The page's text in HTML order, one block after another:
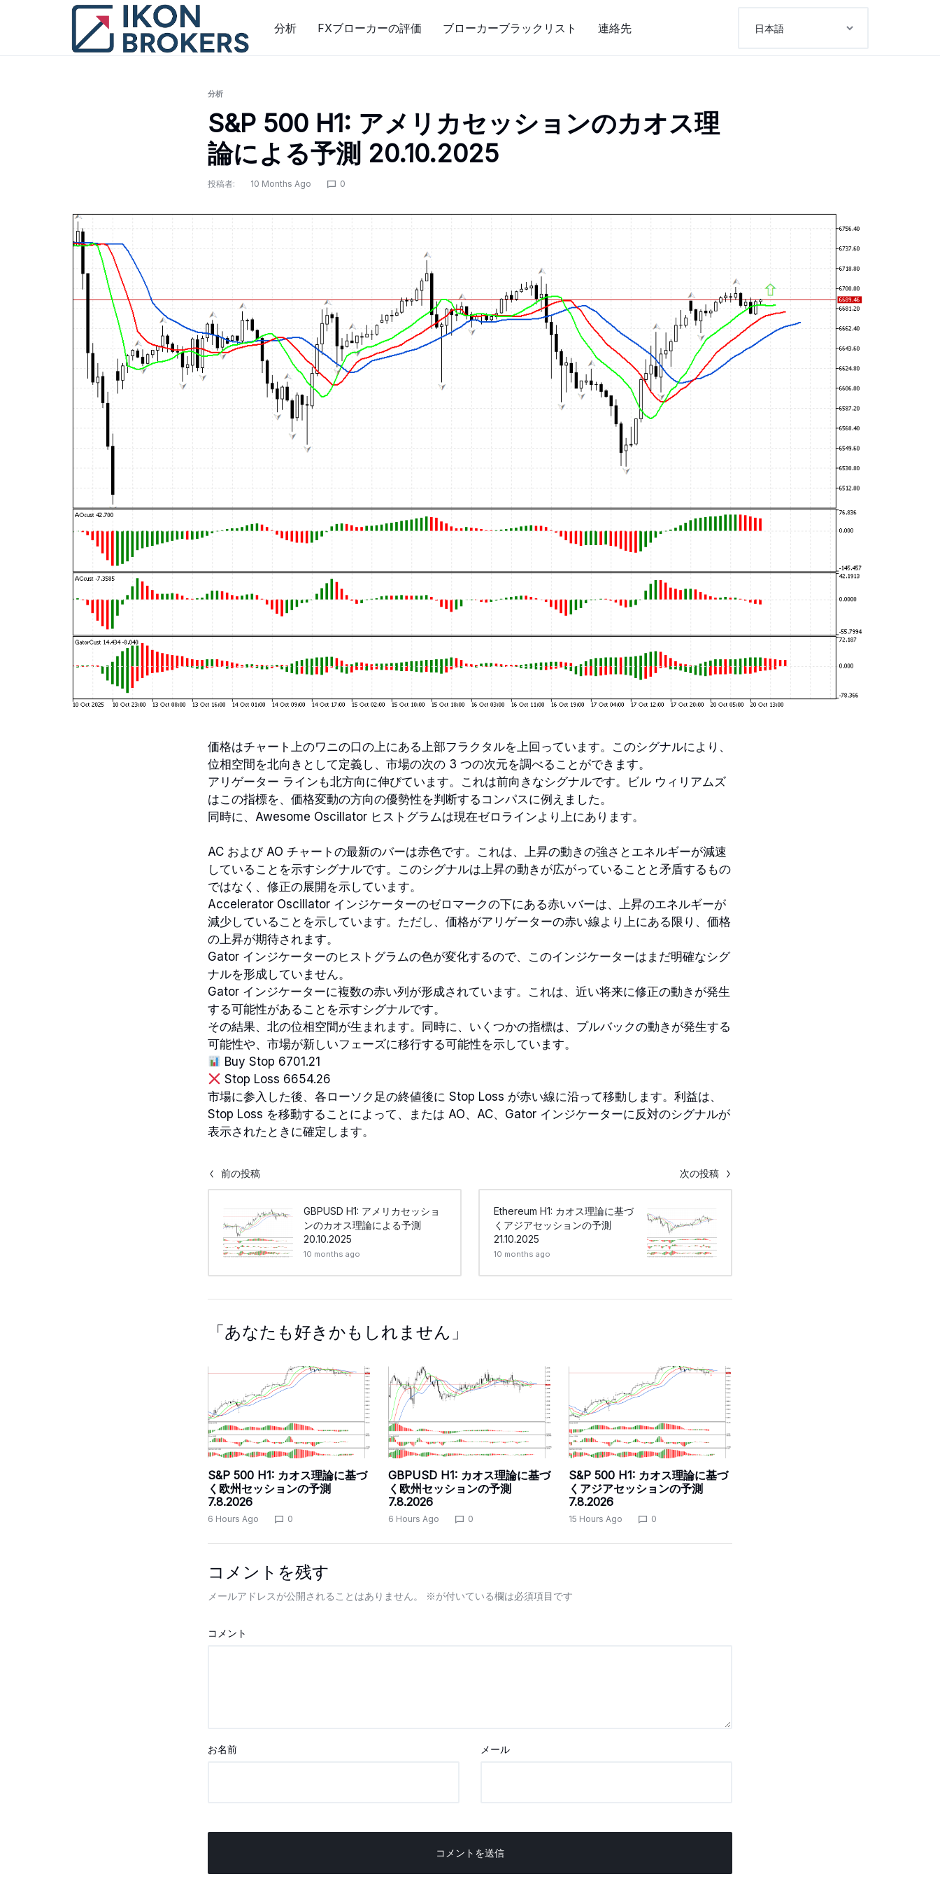
分析 FXブローカーの評価 ブローカーブラックリスト 連絡先
分析
S&P 500 H1: アメリカセッションのカオス理
論による予測 20.10.2025
投稿者: 10 Months Ago 0
価格はチャート上のワニの口の上にある上部フラクタルを上回っています。このシグナルにより、
位相空間を北向きとして定義し、市場の次の 3 つの次元を調べることができます。
アリゲーター ラインも北方向に伸びています。これは前向きなシグナルです。ビル ウィリアムズ
はこの指標を、価格変動の方向の優勢性を判断するコンパスに例えました。
同時に、Awesome Oscillator ヒストグラムは現在ゼロラインより上にあります。
AC および AO チャートの最新のバーは赤色です。これは、上昇の動きの強さとエネルギーが減速
していることを示すシグナルです。このシグナルは上昇の動きが広がっていることと矛盾するもの
ではなく、修正の展開を示しています。
Accelerator Oscillator インジケーターのゼロマークの下にある赤いバーは、上昇のエネルギーが
減少していることを示しています。ただし、価格がアリゲーターの赤い線より上にある限り、価格
の上昇が期待されます。
Gator インジケーターのヒストグラムの色が変化するので、このインジケーターはまだ明確なシグ
ナルを形成していません。
Gator インジケーターに複数の赤い列が形成されています。これは、近い将来に修正の動きが発生
する可能性があることを示すシグナルです。
その結果、北の位相空間が生まれます。同時に、いくつかの指標は、プルバックの動きが発生する
可能性や、市場が新しいフェーズに移行する可能性を示しています。
Buy Stop 6701.21
Stop Loss 6654.26
市場に参入した後、各ローソク足の終値後に Stop Loss が赤い線に沿って移動します。利益は、
Stop Loss を移動することによって、または AO、AC、Gator インジケーターに反対のシグナルが
表示されたときに確定します。
前の投稿 次の投稿
GBPUSD H1: アメリカセッショ
ンのカオス理論による予測
20.10.2025
10 months ago
Ethereum H1: カオス理論に基づ
くアジアセッションの予測
21.10.2025
10 months ago
「あなたも好きかもしれません」
S&P 500 H1: カオス理論に基づ
く欧州セッションの予測
7.8.2026
6 Hours Ago 0
GBPUSD H1: カオス理論に基づ
く欧州セッションの予測
7.8.2026
6 Hours Ago 0
S&P 500 H1: カオス理論に基づ
くアジアセッションの予測
7.8.2026
15 Hours Ago 0
コメントを残す
メールアドレスが公開されることはありません。 ※が付いている欄は必須項目です
コメント
お名前 メール